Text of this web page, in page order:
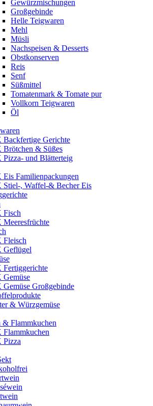
Gewürzmischungen
Großgebinde
Helle Teigwaren
Mehl
Müsli
Nachspeisen & Desserts
Obstkonserven
Reis
Senf
Süßmittel
Tomatenmark & Tomate pur
Vollkorn Teigwaren
Öl
Backfertige Gerichte
Brötchen & Süßes
Pizza- und Blätterteig
Eis Familienpackungen
Stiel-, Waffel-& Becher Eis
Fisch
Meeresfrüchte
Fleisch
Geflügel
Fertiggerichte
Gemüse
Gemüse Großgebinde
& Würzgemüse
Flammkuchen
Flammkuchen
Pizza